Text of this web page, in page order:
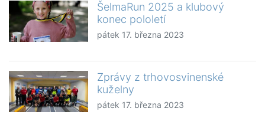
ŠelmaRun 2025 a klubový
konec pololetí
pátek 17. března 2023
Zprávy z trhovosvinenské
kuželny
pátek 17. března 2023